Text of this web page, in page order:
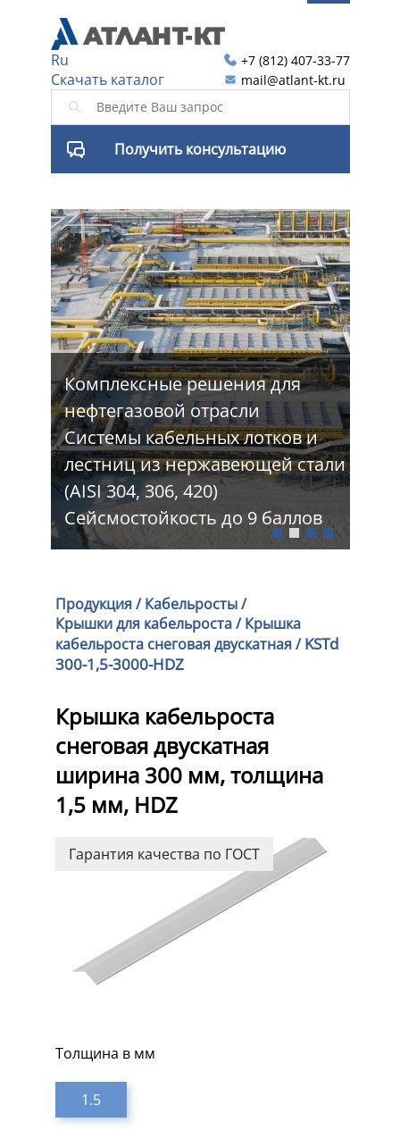
Ru
Скачать каталог
+7 (812) 407-33-77
mail@atlant-kt.ru
Получить консультацию
Комплексные решения для
нефтегазовой отрасли
Системы кабельных лотков и
лестниц из нержавеющей стали
(AISI 304, 306, 420)
Сейсмостойкость до 9 баллов
Продукция /Кабельросты /
Крышки для кабельроста /Крышка
кабельроста снеговая двускатная /KSTd
300-1,5-3000-HDZ
Крышка кабельроста
снеговая двускатная
ширина 300 мм, толщина
1,5 мм, HDZ
Гарантия качества по ГОСТ
Толщина в мм
1.5